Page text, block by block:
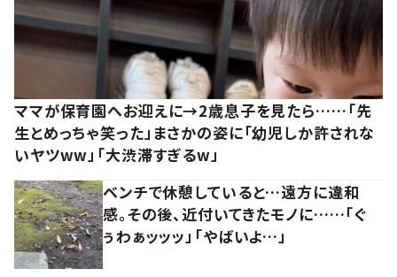
ママが保育園へお迎えに→2歳息子を見たら……「先
生とめっちゃ笑った」まさかの姿に「幼児しか許されな
いヤツww」「大渋滞すぎるw」
ベンチで休憩していると…遠方に違和
感。その後、近付いてきたモノに……「ぐ
ぅわぁッッッ」「やばいよ…」